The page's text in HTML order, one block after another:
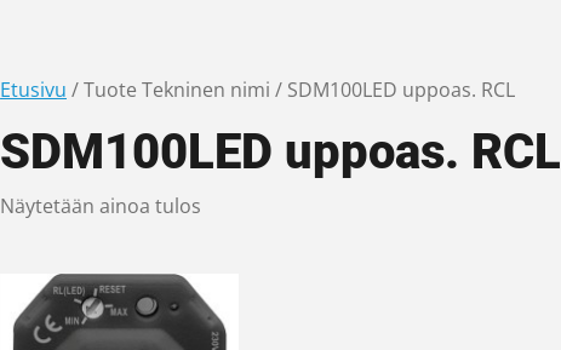
Etusivu / Tuote Tekninen nimi / SDM100LED uppoas. RCL
SDM100LED uppoas. RCL
Näytetään ainoa tulos